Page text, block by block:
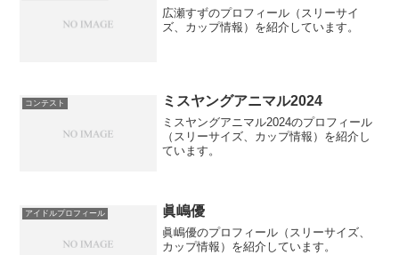
広瀬すずのプロフィール（スリーサイ
ズ、カップ情報）を紹介しています。
コンテスト ミスヤングアニマル2024
ミスヤングアニマル2024のプロフィール
（スリーサイズ、カップ情報）を紹介し
ています。
アイドルプロフィール 眞嶋優
眞嶋優のプロフィール（スリーサイズ、
カップ情報）を紹介しています。